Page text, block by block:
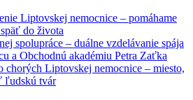
Liptovskej nemocnice – pomáhame
do života
spolupráce – duálne vzdelávanie spája
a Obchodnú akadémiu Petra Zaťka
chorých Liptovskej nemocnice – miesto,
ľudskú tvár